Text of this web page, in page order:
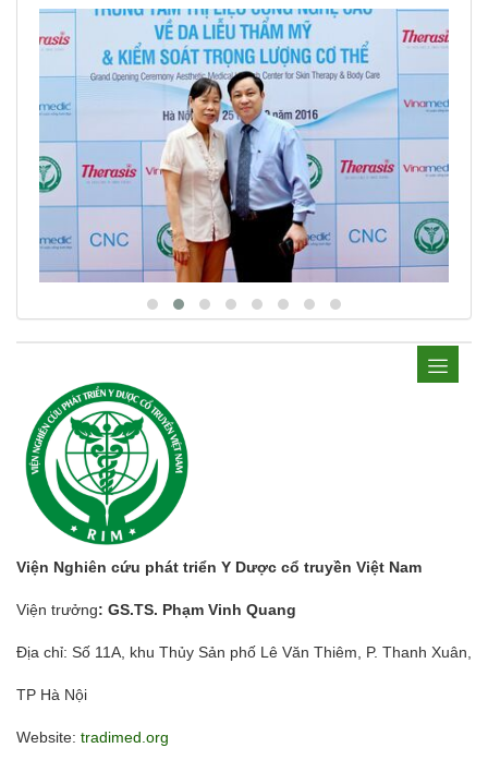
Viện Nghiên cứu phát triển Y Dược cổ truyền Việt Nam
Viện trưởng: GS.TS. Phạm Vinh Quang
Địa chỉ: Số 11A, khu Thủy Sản phố Lê Văn Thiêm, P. Thanh Xuân,
TP Hà Nội
Website: tradimed.org